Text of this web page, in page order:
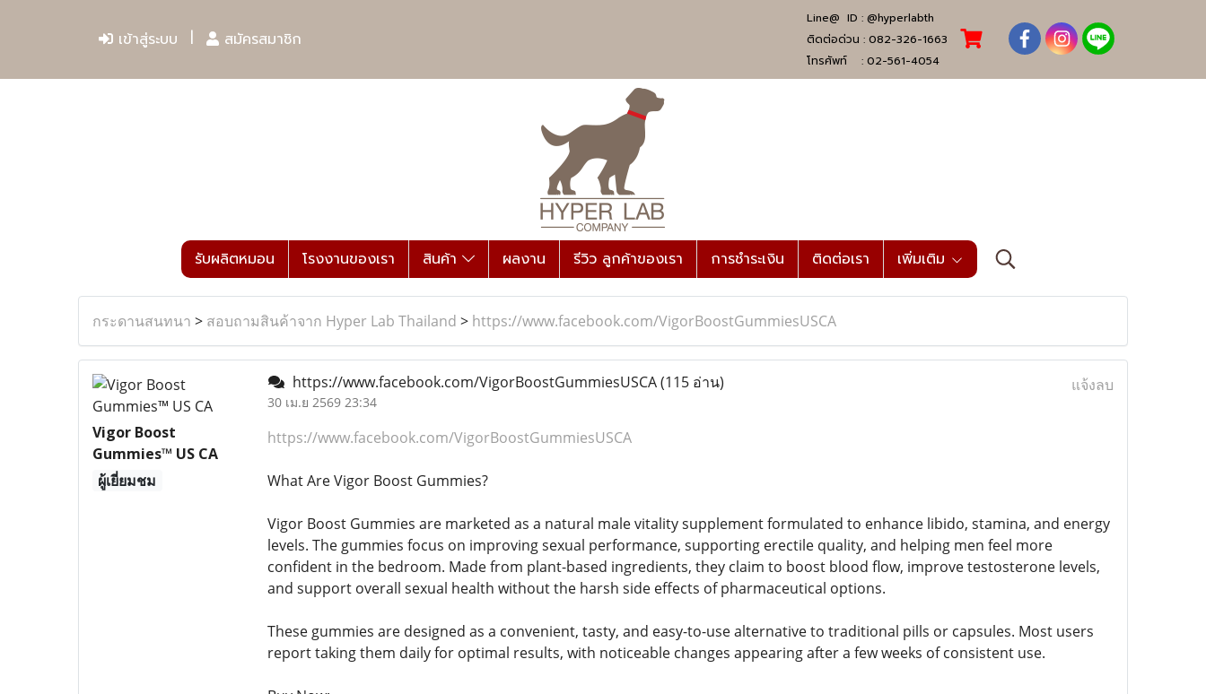
เข้าสู่ระบบ สมัครสมาชิก
Line@ ID : @hyperlabth
ติดต่อด่วน : 082-326-1663
โทรศัพท์ : 02-561-4054
รับผลิตหมอน โรงงานของเรา สินค้า ผลงาน รีวิว ลูกค้าของเรา การชำระเงิน ติดต่อเรา เพิ่มเติม
กระดานสนทนา > สอบถามสินค้าจาก Hyper Lab Thailand > https://www.facebook.com/VigorBoostGummiesUSCA
Vigor Boost
Gummies™ US CA
ผู้เยี่ยมชม
https://www.facebook.com/VigorBoostGummiesUSCA(115 อ่าน)
30 เม.ย 2569 23:34
แจ้งลบ
https://www.facebook.com/VigorBoostGummiesUSCA
What Are Vigor Boost Gummies?
Vigor Boost Gummies are marketed as a natural male vitality supplement formulated to enhance libido, stamina, and energy
levels. The gummies focus on improving sexual performance, supporting erectile quality, and helping men feel more
confident in the bedroom. Made from plant-based ingredients, they claim to boost blood flow, improve testosterone levels,
and support overall sexual health without the harsh side effects of pharmaceutical options.
These gummies are designed as a convenient, tasty, and easy-to-use alternative to traditional pills or capsules. Most users
report taking them daily for optimal results, with noticeable changes appearing after a few weeks of consistent use.